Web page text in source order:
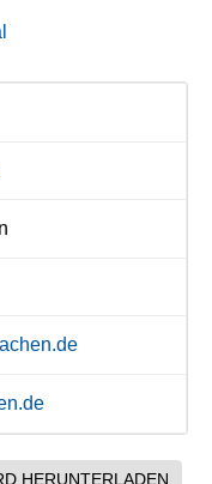
HERUNTERLADEN